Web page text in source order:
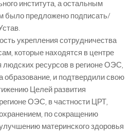
института, а остальным
было предложено подписать/
укрепления сотрудничества
которые находятся в центре
людских ресурсов в регионе ОЭС,
образование, и подтвердили свою
Целей развития
ОЭС, в частности ЦРТ,
по сокращению
материнского здоровья